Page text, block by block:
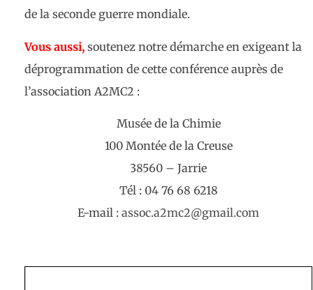
de la seconde guerre mondiale.
Vous aussi, soutenez notre démarche en exigeant la
déprogrammation de cette conférence auprès de
l’association A2MC2 :
Musée de la Chimie
100 Montée de la Creuse
38560 – Jarrie
Tél : 04 76 68 6218
E-mail : assoc.a2mc2@gmail.com